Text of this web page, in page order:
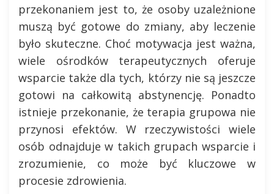
przekonaniem jest to, że osoby uzależnione
muszą być gotowe do zmiany, aby leczenie
było skuteczne. Choć motywacja jest ważna,
wiele ośrodków terapeutycznych oferuje
wsparcie także dla tych, którzy nie są jeszcze
gotowi na całkowitą abstynencję. Ponadto
istnieje przekonanie, że terapia grupowa nie
przynosi efektów. W rzeczywistości wiele
osób odnajduje w takich grupach wsparcie i
zrozumienie, co może być kluczowe w
procesie zdrowienia.